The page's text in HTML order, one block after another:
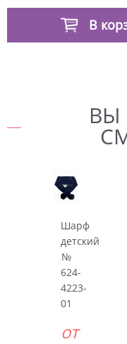
В
ВЫ
Шарф
детский
№
624-
4223-
01
от